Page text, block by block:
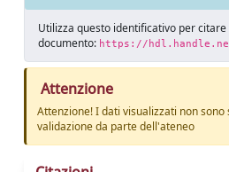
Utilizza questo identificativo per
documento: https://
Attenzione
Attenzione! I dati visualizzati non sono
validazione da parte dell'ateneo